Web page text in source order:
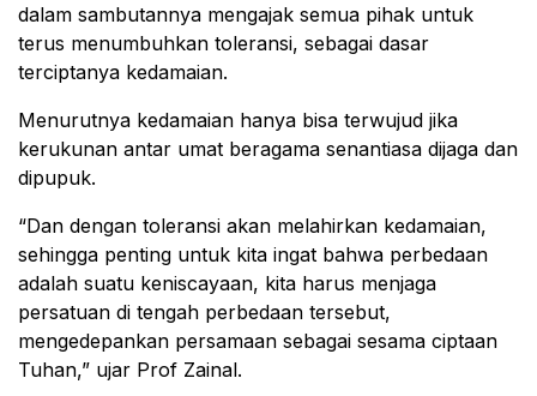
dalam sambutannya mengajak semua pihak untuk
terus menumbuhkan toleransi, sebagai dasar
terciptanya kedamaian.
Menurutnya kedamaian hanya bisa terwujud jika
kerukunan antar umat beragama senantiasa dijaga dan
dipupuk.
“Dan dengan toleransi akan melahirkan kedamaian,
sehingga penting untuk kita ingat bahwa perbedaan
adalah suatu keniscayaan, kita harus menjaga
persatuan di tengah perbedaan tersebut,
mengedepankan persamaan sebagai sesama ciptaan
Tuhan,” ujar Prof Zainal.